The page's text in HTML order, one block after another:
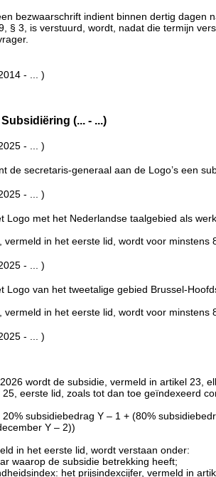
bezwaarschrift indient binnen dertig
§ 3, is verstuurd, wordt, nadat die termijn
- ... )
(... - ...)
- ... )
de secretaris-generaal aan de Logo’s een
- ... )
Logo met het Nederlandse taalgebied als
vermeld in het eerste lid, wordt voor
- ... )
Logo van het tweetalige gebied Brussel-
vermeld in het eerste lid, wordt voor
- ... )
wordt de subsidie, vermeld in artikel 23,
eerste lid, zoals tot dan toe geïndexeerd
subsidiebedrag Y – 1 + (80%
Y – 2))
in het eerste lid, wordt verstaan onder:
waarop de subsidie betrekking heeft;
het prijsindexcijfer, vermeld in